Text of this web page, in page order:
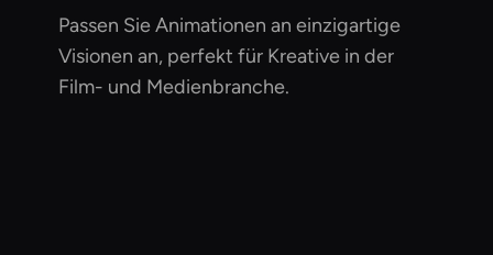
Passen Sie Animationen an einzigartige
Visionen an, perfekt für Kreative in der
Film- und Medienbranche.